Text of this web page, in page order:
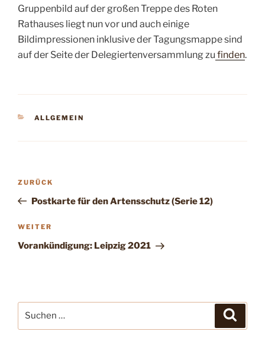
Gruppenbild auf der großen Treppe des Roten
Rathauses liegt nun vor und auch einige
Bildimpressionen inklusive der Tagungsmappe sind
auf der Seite der Delegiertenversammlung zu finden.
KATEGORIEN
ALLGEMEIN
Beitragsnavigation
Vorheriger
Beitrag
ZURÜCK
Postkarte für den Artensschutz (Serie 12)
Nächster
Beitrag
WEITER
Vorankündigung: Leipzig 2021
nach: